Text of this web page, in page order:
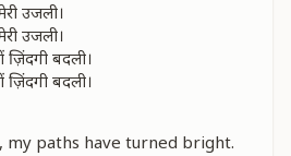
उजली।
उजली।
बदली।
बदली।
my paths have turned bright.